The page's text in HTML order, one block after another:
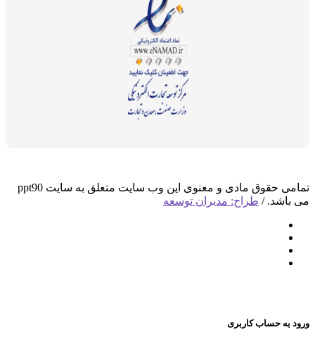
تمامی حقوق مادی و معنوی این وب سایت متعلق به سایت ppt90
/ طراح: مدیران توسعه
حساب کاربری